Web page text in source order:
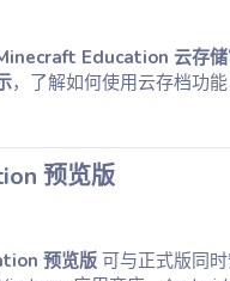
Education 云存储
，了解如何使用云存档功能
预览版
预览版可与正式版同